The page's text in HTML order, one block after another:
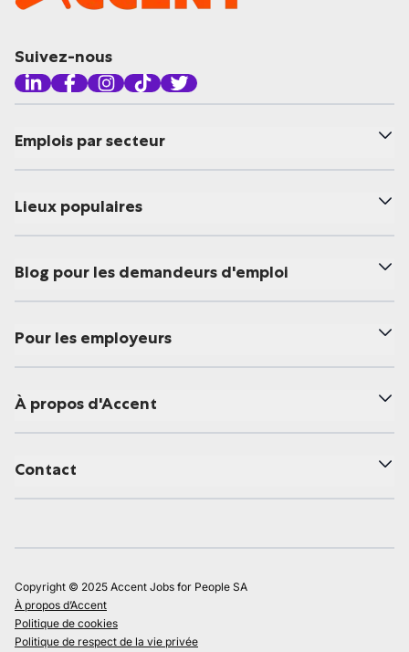
Suivez-nous
Emplois par secteur
Lieux populaires
Blog pour les demandeurs d'emploi
Pour les employeurs
À propos d'Accent
Contact
Copyright © 2025 Accent Jobs for People SA
À propos d’Accent
Politique de cookies
Politique de respect de la vie privée